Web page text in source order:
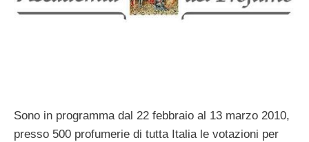
Sono in programma dal 22 febbraio al 13 marzo 2010,
presso 500 profumerie di tutta Italia le votazioni per